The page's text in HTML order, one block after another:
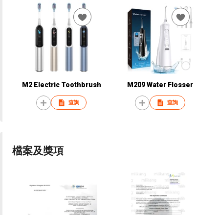
M2 Electric Toothbrush
查詢
M209 Water Flosser
查詢
檔案及獎項